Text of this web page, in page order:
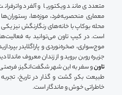
متعددی مانند ویکتوریا و آلفرد
معماری منحصربه‌فرد، موزه‌ها،
محله بوکاپ با خانه‌های رنگارنگش نیز
است. در کیپ تاون می‌توانید به
موج‌سواری، صخره‌نوردی و پاراگلایدر
جزیره روبن بروید و از زندان معروف ماندلا
تاونو سفر به این شهر شگفت‌انگیز،
طبیعت بکر، گشت و گذار در تاریخ،
خاطراتی خوش و ماندگار است.